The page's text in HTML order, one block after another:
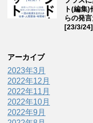
ト(編集
らの発
[23/3/24]
アーカイブ
2023年3月
2022年12月
2022年11月
2022年10月
2022年9月